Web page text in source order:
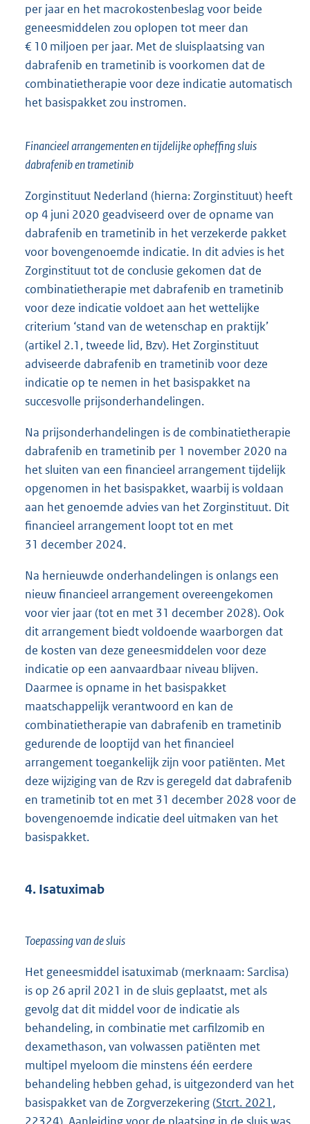
per jaar en het macrokostenbeslag voor beide
geneesmiddelen zou oplopen tot meer dan
€ 10 miljoen per jaar. Met de sluisplaatsing van
dabrafenib en trametinib is voorkomen dat de
combinatietherapie voor deze indicatie automatisch
het basispakket zou instromen.
Financieel arrangementen en tijdelijke opheffing sluis
dabrafenib en trametinib
Zorginstituut Nederland (hierna: Zorginstituut) heeft
op 4 juni 2020 geadviseerd over de opname van
dabrafenib en trametinib in het verzekerde pakket
voor bovengenoemde indicatie. In dit advies is het
Zorginstituut tot de conclusie gekomen dat de
combinatietherapie met dabrafenib en trametinib
voor deze indicatie voldoet aan het wettelijke
criterium ‘stand van de wetenschap en praktijk’
(artikel 2.1, tweede lid, Bzv). Het Zorginstituut
adviseerde dabrafenib en trametinib voor deze
indicatie op te nemen in het basispakket na
succesvolle prijsonderhandelingen.
Na prijsonderhandelingen is de combinatietherapie
dabrafenib en trametinib per 1 november 2020 na
het sluiten van een financieel arrangement tijdelijk
opgenomen in het basispakket, waarbij is voldaan
aan het genoemde advies van het Zorginstituut. Dit
financieel arrangement loopt tot en met
31 december 2024.
Na hernieuwde onderhandelingen is onlangs een
nieuw financieel arrangement overeengekomen
voor vier jaar (tot en met 31 december 2028). Ook
dit arrangement biedt voldoende waarborgen dat
de kosten van deze geneesmiddelen voor deze
indicatie op een aanvaardbaar niveau blijven.
Daarmee is opname in het basispakket
maatschappelijk verantwoord en kan de
combinatietherapie van dabrafenib en trametinib
gedurende de looptijd van het financieel
arrangement toegankelijk zijn voor patiënten. Met
deze wijziging van de Rzv is geregeld dat dabrafenib
en trametinib tot en met 31 december 2028 voor de
bovengenoemde indicatie deel uitmaken van het
basispakket.
4. Isatuximab
Toepassing van de sluis
Het geneesmiddel isatuximab (merknaam: Sarclisa)
is op 26 april 2021 in de sluis geplaatst, met als
gevolg dat dit middel voor de indicatie als
behandeling, in combinatie met carfilzomib en
dexamethason, van volwassen patiënten met
multipel myeloom die minstens één eerdere
behandeling hebben gehad, is uitgezonderd van het
basispakket van de Zorgverzekering (Stcrt. 2021,